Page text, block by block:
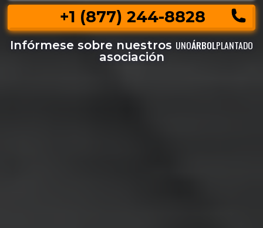
+1 (877) 244-8828
Infórmese sobre nuestros UNOÁRBOLPLANTADO
asociación